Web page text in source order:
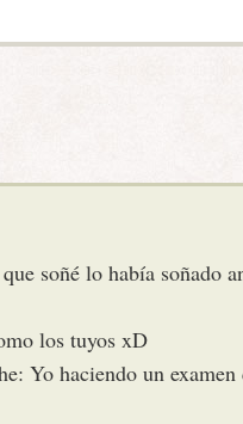
soñé lo había soñado
los tuyos xD
Yo haciendo un